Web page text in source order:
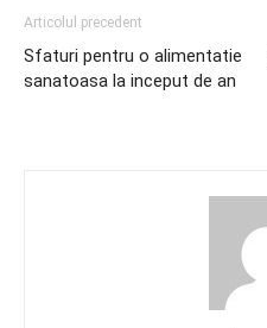
Articolul precedent
Sfaturi pentru o alimentatie
sanatoasa la inceput de an